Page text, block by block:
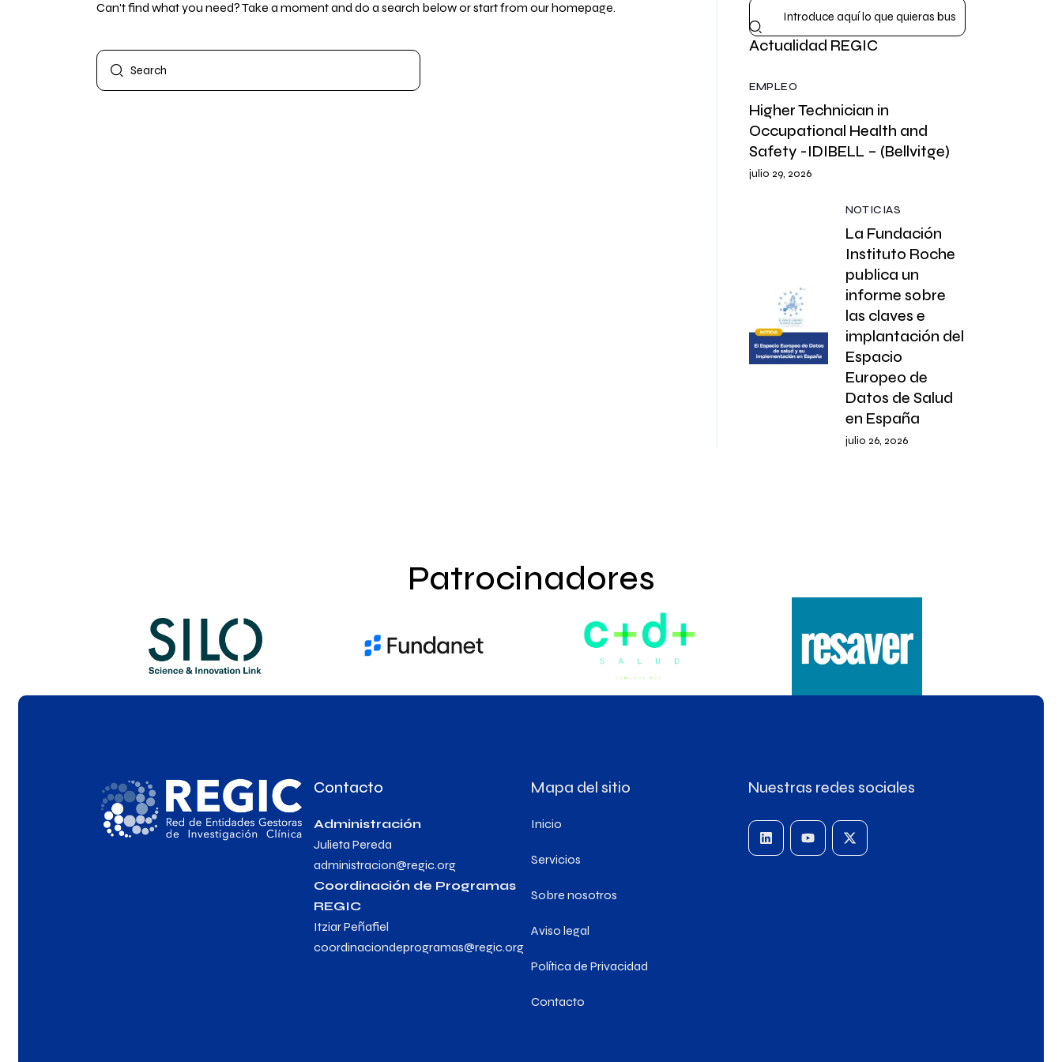
Can't find what you need? Take a moment and do a search below or start from our homepage.
Actualidad REGIC
EMPLEO
Higher Technician in
Occupational Health and
Safety -IDIBELL – (Bellvitge)
julio 29, 2026
NOTICIAS
La Fundación
Instituto Roche
publica un
informe sobre
las claves e
implantación del
Espacio
Europeo de
Datos de Salud
en España
julio 26, 2026
Patrocinadores
Contacto
Administración
Julieta Pereda
administracion@regic.org
Coordinación de Programas
REGIC
Itziar Peñafiel
coordinaciondeprogramas@regic.org
Mapa del sitio
Inicio
Servicios
Sobre nosotros
Aviso legal
Política de Privacidad
Contacto
Nuestras redes sociales